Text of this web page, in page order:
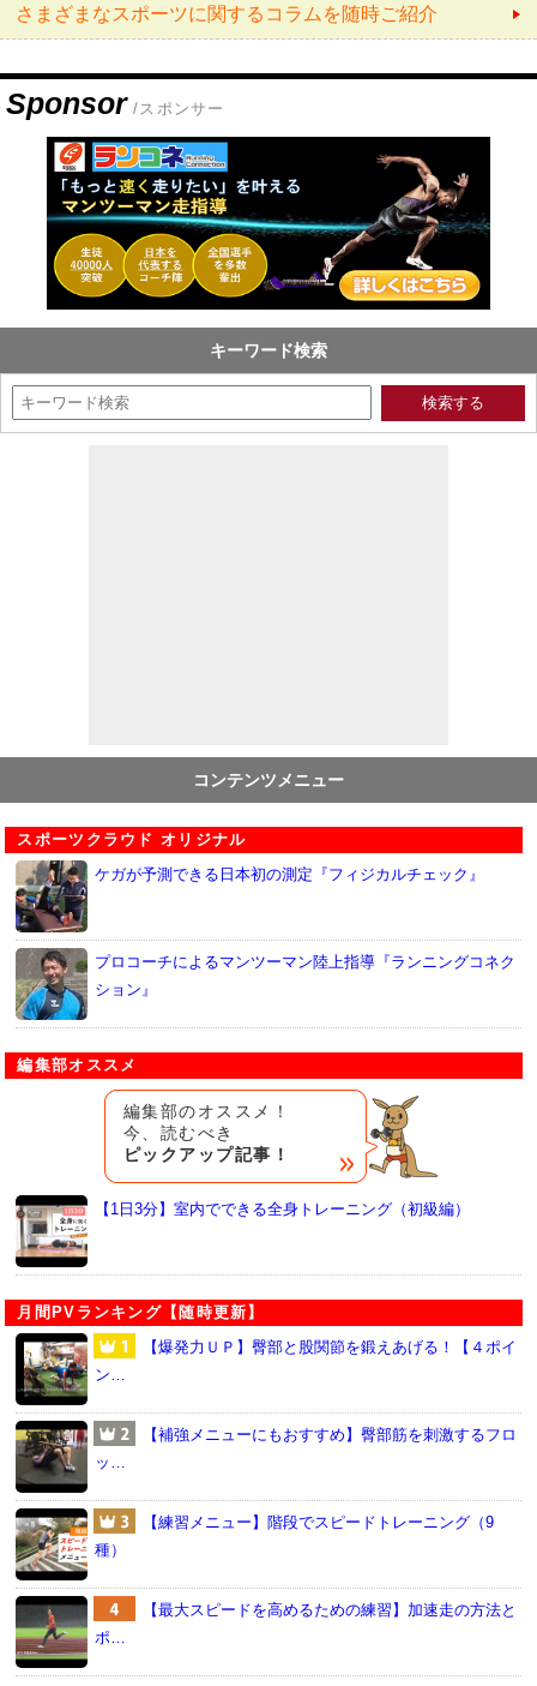
さまざまなスポーツに関するコラムを随時ご紹介
Sponsor /スポンサー
キーワード検索
コンテンツメニュー
スポーツクラウド オリジナル
ケガが予測できる日本初の測定『フィジカルチェック』
プロコーチによるマンツーマン陸上指導『ランニングコネク
ション』
編集部オススメ
編集部のオススメ！
今、読むべき
ピックアップ記事！
【1日3分】室内でできる全身トレーニング（初級編）
月間PVランキング【随時更新】
【爆発力ＵＰ】臀部と股関節を鍛えあげる！【４ポイ
ン…
【補強メニューにもおすすめ】臀部筋を刺激するフロ
ッ…
【練習メニュー】階段でスピードトレーニング（9
種）
【最大スピードを高めるための練習】加速走の方法と
ポ…